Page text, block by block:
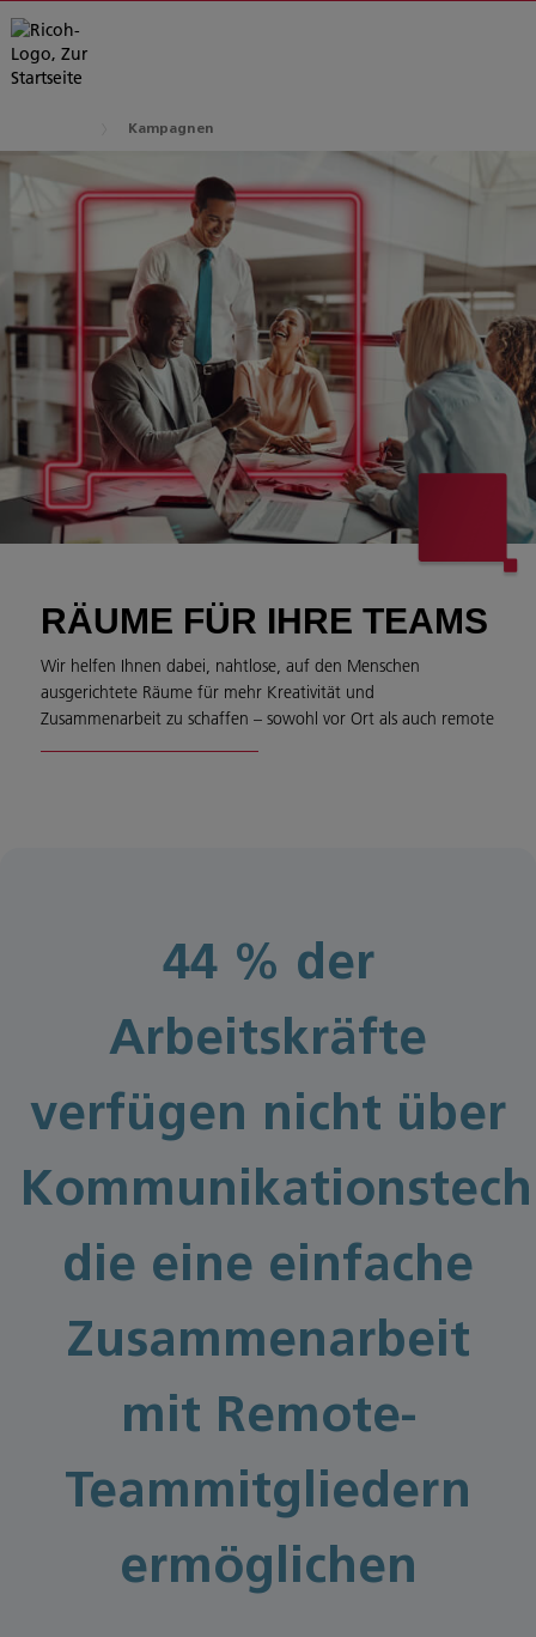
Kampagnen
RÄUME FÜR IHRE TEAMS
Wir helfen Ihnen dabei, nahtlose, auf den Menschen
ausgerichtete Räume für mehr Kreativität und
Zusammenarbeit zu schaffen – sowohl vor Ort als auch remote
44 % der
Arbeitskräfte
verfügen nicht über
die eine einfache
Zusammenarbeit
mit Remote-
Teammitgliedern
ermöglichen